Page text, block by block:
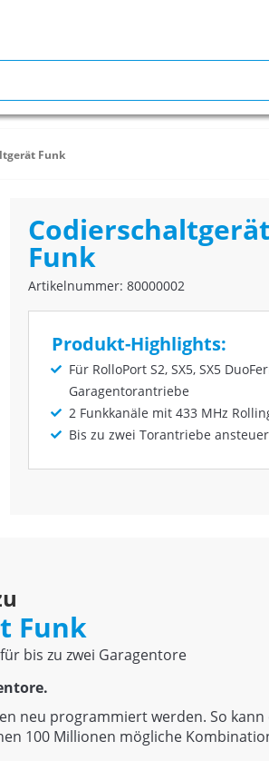
Funk
Codierschaltgerät
Funk
Artikelnummer: 80000002
Produkt-Highlights:
Für RolloPort S2, SX5, SX5
Garagentorantriebe
2 Funkkanäle mit 433 MHz
Bis zu zwei Torantriebe
Funk
bis zu zwei Garagentore
neu programmiert werden. So kann
100 Millionen mögliche